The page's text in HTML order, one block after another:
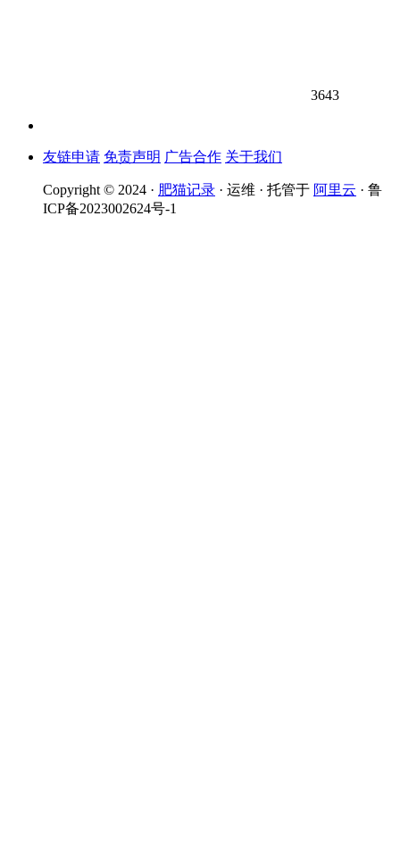
3643
友链申请 免责声明 广告合作 关于我们
Copyright © 2024 · 肥猫记录 · 运维 · 托管于 阿里云 · 鲁
ICP备2023002624号-1